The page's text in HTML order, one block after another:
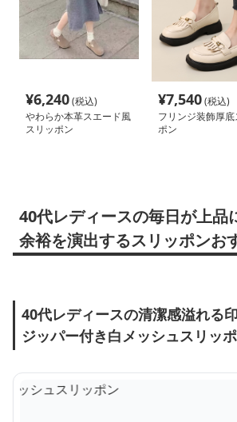
¥6,240(税込)
やわらか本革スエード風
スリッポン
¥7,540(税込)
フリンジ装飾厚底
ポン
40代レディースの毎日が上品
余裕を演出するスリッポンお
40代レディースの清潔感溢れる
ジッパー付き白メッシュスリッ